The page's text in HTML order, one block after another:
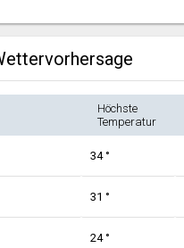
Höchste
Temperatur
34 °
31 °
24 °